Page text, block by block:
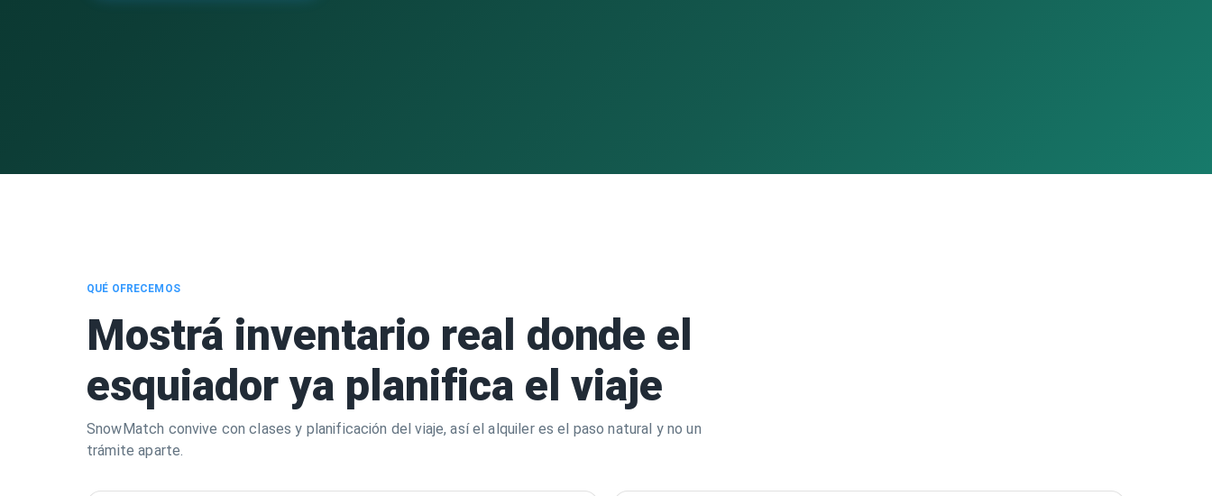
QUÉ OFRECEMOS
Mostrá inventario real donde el
esquiador ya planifica el viaje
SnowMatch convive con clases y planificación del viaje, así el alquiler es el paso natural y no un
trámite aparte.